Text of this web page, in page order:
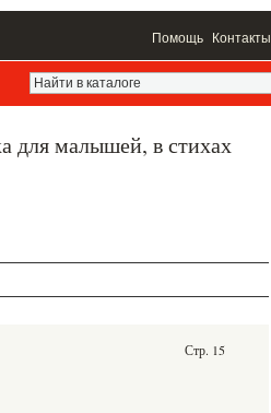
Помощь Контакты
для малышей, в стихах
Стр. 15